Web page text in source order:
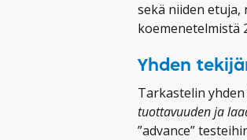
sekä niiden
koemenetelmistä
Yhden
Tarkastelin
tuottavuuden ja
”advance”